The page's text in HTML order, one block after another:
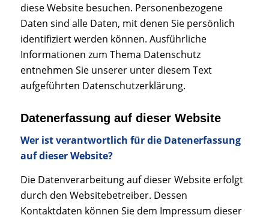
diese Website besuchen. Personenbezogene
Daten sind alle Daten, mit denen Sie persönlich
identifiziert werden können. Ausführliche
Informationen zum Thema Datenschutz
entnehmen Sie unserer unter diesem Text
aufgeführten Datenschutzerklärung.
Datenerfassung auf dieser Website
Wer ist verantwortlich für die Datenerfassung
auf dieser Website?
Die Datenverarbeitung auf dieser Website erfolgt
durch den Websitebetreiber. Dessen
Kontaktdaten können Sie dem Impressum dieser